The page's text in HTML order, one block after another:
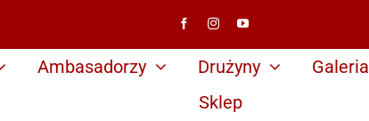
Ambasadorzy Drużyny Galeria
Sklep